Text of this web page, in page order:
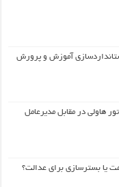
آموزش و پرورش
هاولی در مقابل مدیرعامل
یا بسترسازی برای عدالت؟